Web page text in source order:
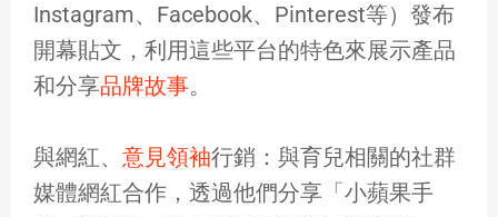
Instagram、Facebook、Pinterest等）發布
開幕貼文，利用這些平台的特色來展示產品
和分享品牌故事。
與網紅、 意見領袖行銷：與育兒相關的社群
媒體網紅合作，透過他們分享「小蘋果手